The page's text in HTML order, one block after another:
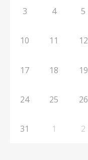
3 4 5
10 11 12
17 18 19
24 25 26
31 1 2